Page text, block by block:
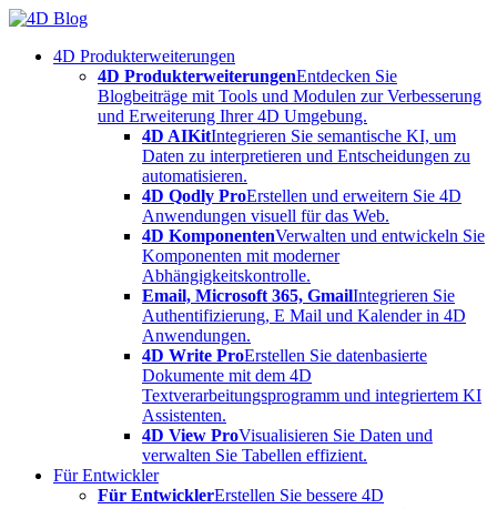
Skip
content4D Produkterweiterungen
4D ProdukterweiterungenEntdecken Sie
Blogbeiträge mit Tools und Modulen zur Verbesserung
und Erweiterung Ihrer 4D Umgebung.
4D AIKitIntegrieren Sie semantische KI, um
Daten zu interpretieren und Entscheidungen zu
automatisieren.
4D Qodly ProErstellen und erweitern Sie 4D
Anwendungen visuell für das Web.
4D KomponentenVerwalten und entwickeln Sie
Komponenten mit moderner
Abhängigkeitskontrolle.
Email, Microsoft 365, GmailIntegrieren Sie
Authentifizierung, E Mail und Kalender in 4D
Anwendungen.
4D Write ProErstellen Sie datenbasierte
Dokumente mit dem 4D
Textverarbeitungsprogramm und integriertem KI
Assistenten.
4D View ProVisualisieren Sie Daten und
verwalten Sie Tabellen effizient.
Für Entwickler
Für EntwicklerErstellen Sie bessere 4D